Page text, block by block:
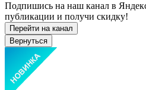
Подпишись на наш канал в
публикации и получи скидку!